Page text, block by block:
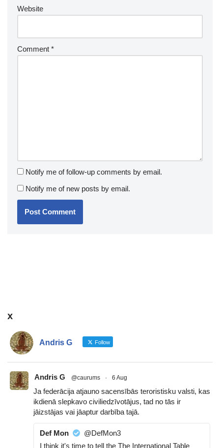
Website
Comment *
Notify me of follow-up comments by email.
Notify me of new posts by email.
x
Andris G Follow
Andris G @caurums · 6 Aug
Ja federācija atjauno sacensībās teroristisku valsti, kas
ikdienā slepkavo civiliedzīvotājus, tad no tās ir
jāizstājas vai jāaptur darbība tajā.
Def Mon
@DefMon3
I think it's time to tell the The International Table